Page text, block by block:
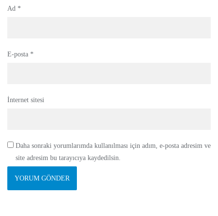
Ad *
E-posta *
İnternet sitesi
Daha sonraki yorumlarımda kullanılması için adım, e-posta adresim ve
site adresim bu tarayıcıya kaydedilsin.